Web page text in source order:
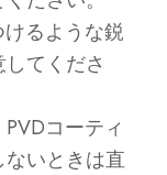
るような鋭
てくださ
コーティ
いときは直